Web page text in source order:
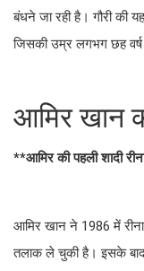
बंधने जा रही है। गौरी की
जिसकी उम्र लगभग छह
आमिर खान
**आमिर की पहली शादी
आमिर खान ने 1986 में रीना
तलाक ले चुकी है। इसके